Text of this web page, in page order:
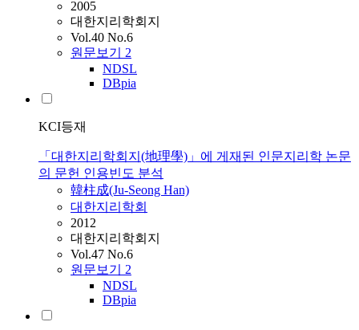
2005
대한지리학회지
Vol.40 No.6
원문보기 2
NDSL
DBpia
KCI등재
「대한지리학회지(地理學)」에 게재된 인문지리학 논문
의 문헌 인용빈도 분석
韓柱成(Ju-Seong Han)
대한지리학회
2012
대한지리학회지
Vol.47 No.6
원문보기 2
NDSL
DBpia